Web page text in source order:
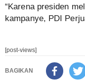
“Karena presiden
kampanye, PDI
[post-views]
BAGIKAN